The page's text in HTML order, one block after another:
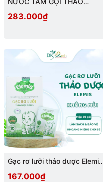
283.000₫
Gạc rơ lưỡi thảo dược Elemis
167.000₫